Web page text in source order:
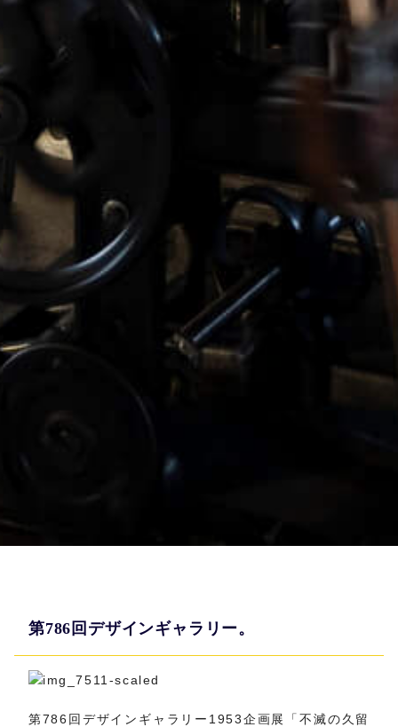
第786回デザインギャラリー。
第786回デザインギャラリー1953企画展「不滅の久留